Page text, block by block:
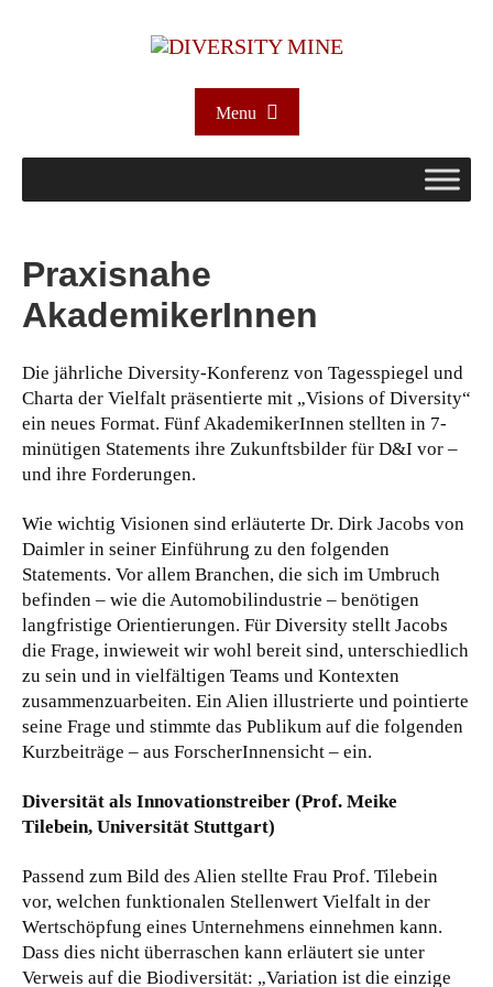
Menu
Praxisnahe
AkademikerInnen
Die jährliche Diversity-Konferenz von Tagesspiegel und
Charta der Vielfalt präsentierte mit „Visions of Diversity“
ein neues Format. Fünf AkademikerInnen stellten in 7-
minütigen Statements ihre Zukunftsbilder für D&I vor –
und ihre Forderungen.
Wie wichtig Visionen sind erläuterte Dr. Dirk Jacobs von
Daimler in seiner Einführung zu den folgenden
Statements. Vor allem Branchen, die sich im Umbruch
befinden – wie die Automobilindustrie – benötigen
langfristige Orientierungen. Für Diversity stellt Jacobs
die Frage, inwieweit wir wohl bereit sind, unterschiedlich
zu sein und in vielfältigen Teams und Kontexten
zusammenzuarbeiten. Ein Alien illustrierte und pointierte
seine Frage und stimmte das Publikum auf die folgenden
Kurzbeiträge – aus ForscherInnensicht – ein.
Diversität als Innovationstreiber (Prof. Meike
Tilebein, Universität Stuttgart)
Passend zum Bild des Alien stellte Frau Prof. Tilebein
vor, welchen funktionalen Stellenwert Vielfalt in der
Wertschöpfung eines Unternehmens einnehmen kann.
Dass dies nicht überraschen kann erläutert sie unter
Verweis auf die Biodiversität: „Variation ist die einzige